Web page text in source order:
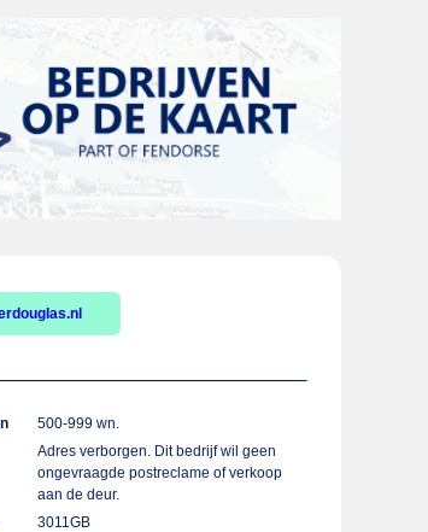
500-999 wn.
Adres verborgen. Dit bedrijf wil geen
ongevraagde postreclame of verkoop
aan de deur.
3011GB